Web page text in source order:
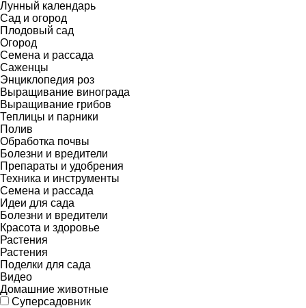
Лунный календарь
Сад и огород
Плодовый сад
Огород
Семена и рассада
Саженцы
Энциклопедия роз
Выращивание винограда
Выращивание грибов
Теплицы и парники
Полив
Обработка почвы
Болезни и вредители
Препараты и удобрения
Техника и инструменты
Семена и рассада
Идеи для сада
Болезни и вредители
Красота и здоровье
Растения
Растения
Поделки для сада
Видео
Домашние животные
Суперсадовник